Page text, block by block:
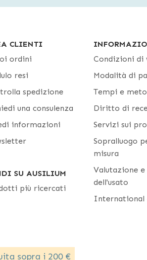
CLIENTI
ordini
resi
spedizione
una consulenza
informazioni
SU AUSILIUM
più ricercati
Condizioni di
Modalità di
Tempi e
Diritto di
Servizi sui
Sopralluogo
misura
Valutazione
dell'usato
International
sopra i 200 €